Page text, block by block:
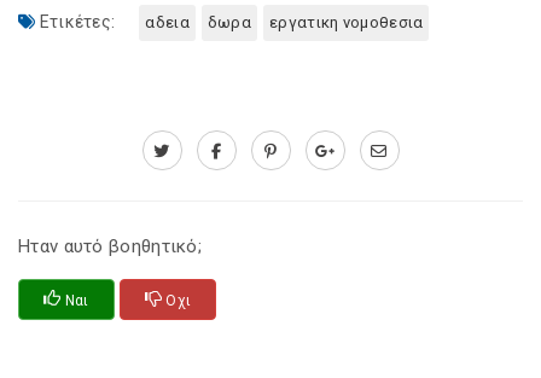
Ετικέτες: αδεια δωρα εργατικη νομοθεσια
Ηταν αυτό βοηθητικό;
Ναι Οχι